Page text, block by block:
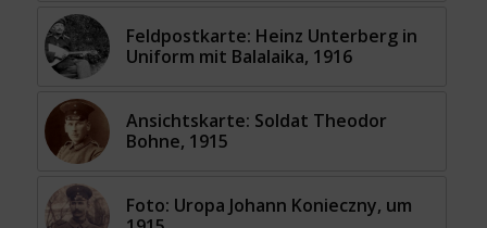
Feldpostkarte: Heinz Unterberg in
Uniform mit Balalaika, 1916
Ansichtskarte: Soldat Theodor
Bohne, 1915
Foto: Uropa Johann Konieczny, um